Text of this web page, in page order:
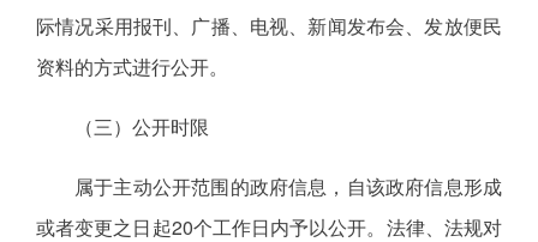
际情况采用报刊、广播、电视、新闻发布会、发放便民
资料的方式进行公开。
（三）公开时限
属于主动公开范围的政府信息，自该政府信息形成
或者变更之日起20个工作日内予以公开。法律、法规对